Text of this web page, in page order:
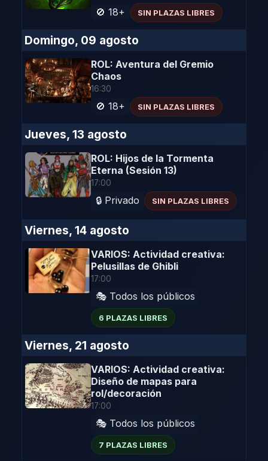
🚫 18+ SIN PLAZAS LIBRES
Domingo, 09 agosto
ROL: Aventura del Gremio
Chaos
16:30
🚫 18+ SIN PLAZAS LIBRES
Jueves, 13 agosto
ROL: Hijos de la Tormenta
Eterna (Sesión 13)
17:00
🔒 Privado SIN PLAZAS LIBRES
Viernes, 14 agosto
VARIOS: Actividad creativa:
Pelusillas de Ghibli
17:00
🎭 Todos los públicos
6 PLAZAS LIBRES
Viernes, 21 agosto
VARIOS: Actividad creativa:
Diseño de mapas para
rol/decoración
17:00
🎭 Todos los públicos
7 PLAZAS LIBRES